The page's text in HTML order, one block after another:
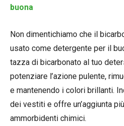
buona
Non dimentichiamo che il
usato come detergente per il
tazza di bicarbonato al tuo
potenziare l’azione pulente,
e mantenendo i colori brillanti.
dei vestiti e offre un’aggiunta
ammorbidenti chimici.